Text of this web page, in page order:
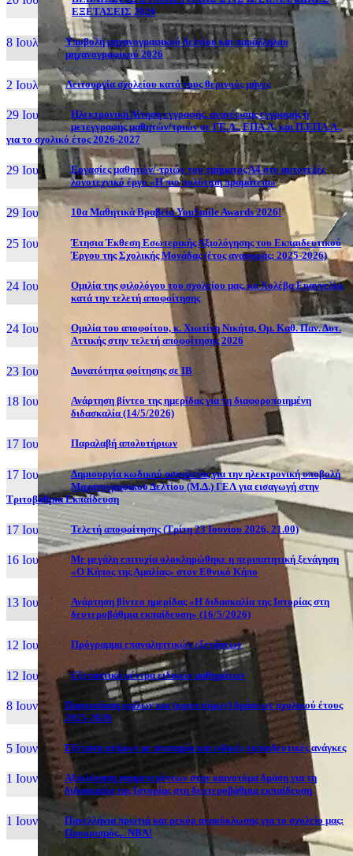
ΕΞΕΤΑΣΕΙΣ 2026
8 Ιουλ, 26
Υποβολή μηχανογραφικού δελτίου και παράλληλου
μηχανογραφικού 2026
2 Ιουλ, 26 Λειτουργία σχολείου κατά τους θερινούς μήνες
29 Ιουν, 26
Ηλεκτρονική Αίτηση εγγραφής, ανανέωσης εγγραφής ή
μετεγγραφής μαθητών/τριών σε ΓΕ.Λ., ΕΠΑ.Λ. και Π.ΕΠΑ.Λ.,
για το σχολικό έτος 2026-2027
29 Ιουν, 26
Εργασίες μαθητών/-τριών του τμήματος Α4 στο αυτοτελές
λογοτεχνικό έργο «Η πιο πολύτιμη πραμάτεια»
29 Ιουν, 26 10α Μαθητικά Βραβεία YouSmile Awards 2026!
25 Ιουν, 26
Έτησια Έκθεση Εσωτερικής Αξιολόγησης του Εκπαιδευτικού
Έργου της Σχολικής Μονάδας (έτος αναφοράς: 2025-2026)
24 Ιουν, 26
Ομιλία της φιλολόγου του σχολείου μας, κα Χολέβα Ευαγγελία,
κατά την τελετή αποφοίτησης
24 Ιουν, 26
Ομιλία του αποφοίτου, κ. Χιωτίνη Νικήτα, Ομ. Καθ. Παν. Δυτ.
Αττικής στην τελετή αποφοίτησης 2026
23 Ιουν, 26 Δυνατότητα φοίτησης σε ΙΒ
18 Ιουν, 26
Ανάρτηση βίντεο της ημερίδας για τη διαφοροποιημένη
διδασκαλία (14/5/2026)
17 Ιουν, 26 Παραλαβή απολυτήριων
17 Ιουν, 26
Δημιουργία κωδικού ασφαλείας για την ηλεκτρονική υποβολή
Μηχανογραφικού Δελτίου (Μ.Δ.) ΓΕΛ για εισαγωγή στην
Τριτοβάθμια Εκπαίδευση
17 Ιουν, 26 Τελετή αποφοίτησης (Τρίτη 23 Ιουνίου 2026, 21.00)
16 Ιουν, 26
Με μεγάλη επιτυχία ολοκληρώθηκε η περιπατητική ξενάγηση
«Ο Κήπος της Αμαλίας» στον Εθνικό Κήπο
13 Ιουν, 26
Ανάρτηση βίντεο ημερίδας «Η διδασκαλία της Ιστορίας στη
δευτεροβάθμια εκπαίδευση» (16/5/2026)
12 Ιουν, 26 Πρόγραμμα επαναληπτικών εξετάσεων
12 Ιουν, 26 Εξεταστικά κέντρα ειδικών μαθημάτων
8 Ιουν, 26
Παρουσίαση ομίλων και (καινοτόμων) δράσεων σχολικού έτους
2025-2026
5 Ιουν, 26 Εξέταση ατόμων με αναπηρία και ειδικές εκπαιδευτικές ανάγκες
1 Ιουν, 26
Αξιολόγηση συμμετεχόντων στην καινοτόμα δράση για τη
διδασκαλία της Ιστορίας στη δευτεροβάθμια εκπαίδευση
1 Ιουν, 26
Πανελλήνια πρωτιά και ρεκόρ ανακύκλωσης για το σχολείο μας:
Προορισμός... NBA!